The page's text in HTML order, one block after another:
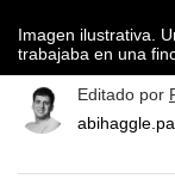
Imagen ilustrativa.
trabajaba en una
Editado por